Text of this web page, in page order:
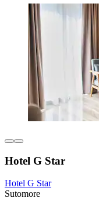
Hotel G Star
Hotel G Star
Sutomore